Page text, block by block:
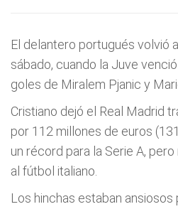
El delantero portugués volvió
sábado, cuando la Juve
goles de Miralem Pjanic y
Cristiano dejó el Real Madrid
por 112 millones de euros
un récord para la Serie A,
al fútbol italiano.
Los hinchas estaban ansiosos